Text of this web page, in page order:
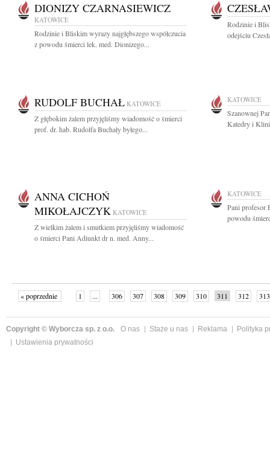
DIONIZY CZARNASIEWICZ
KATOWICE
Rodzinie i Bliskim wyrazy najgłębszego współczucia
z powodu śmierci lek. med. Dionizego...
Rodzinie i
odejściu
RUDOLF BUCHAŁ KATOWICE
Z głębokim żalem przyjęliśmy wiadomość o śmierci
prof. dr. hab. Rudolfa Buchały byłego...
KATOWICE
Szanownej
Katedry i
ANNA CICHOŃ
MIKOŁAJCZYK KATOWICE
Z wielkim żalem i smutkiem przyjęliśmy wiadomość
o śmierci Pani Adiunkt dr n. med. Anny...
KATOWICE
Pani profesor
powodu
« poprzednie 1 ... 306 307 308 309 310 311 312
313
Copyright © Wyborcza sp. z o.o. O nas Staże u nas Reklama
Polityka
Ustawienia prywatności